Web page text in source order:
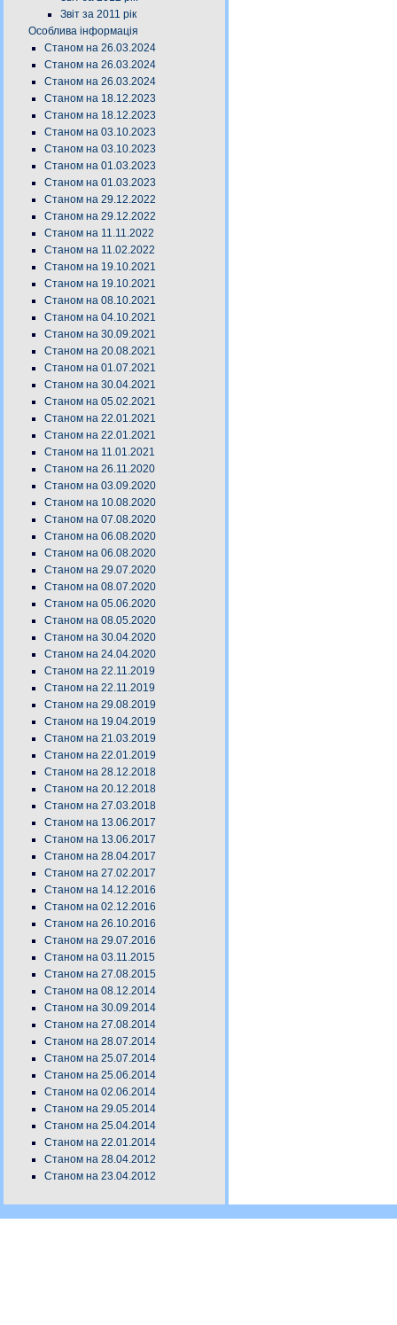
Звіт за 2011 рік
Особлива інформація
Станом на 26.03.2024
Станом на 26.03.2024
Станом на 26.03.2024
Станом на 18.12.2023
Станом на 18.12.2023
Станом на 03.10.2023
Станом на 03.10.2023
Станом на 01.03.2023
Станом на 01.03.2023
Станом на 29.12.2022
Станом на 29.12.2022
Станом на 11.11.2022
Станом на 11.02.2022
Станом на 19.10.2021
Станом на 19.10.2021
Станом на 08.10.2021
Станом на 04.10.2021
Станом на 30.09.2021
Станом на 20.08.2021
Станом на 01.07.2021
Станом на 30.04.2021
Станом на 05.02.2021
Станом на 22.01.2021
Станом на 22.01.2021
Станом на 11.01.2021
Станом на 26.11.2020
Станом на 03.09.2020
Станом на 10.08.2020
Станом на 07.08.2020
Станом на 06.08.2020
Станом на 06.08.2020
Станом на 29.07.2020
Станом на 08.07.2020
Станом на 05.06.2020
Станом на 08.05.2020
Станом на 30.04.2020
Станом на 24.04.2020
Станом на 22.11.2019
Станом на 22.11.2019
Станом на 29.08.2019
Станом на 19.04.2019
Станом на 21.03.2019
Станом на 22.01.2019
Станом на 28.12.2018
Станом на 20.12.2018
Станом на 27.03.2018
Станом на 13.06.2017
Станом на 13.06.2017
Станом на 28.04.2017
Станом на 27.02.2017
Станом на 14.12.2016
Станом на 02.12.2016
Станом на 26.10.2016
Станом на 29.07.2016
Станом на 03.11.2015
Станом на 27.08.2015
Станом на 08.12.2014
Станом на 30.09.2014
Станом на 27.08.2014
Станом на 28.07.2014
Станом на 25.07.2014
Станом на 25.06.2014
Станом на 02.06.2014
Станом на 29.05.2014
Станом на 25.04.2014
Станом на 22.01.2014
Станом на 28.04.2012
Станом на 23.04.2012